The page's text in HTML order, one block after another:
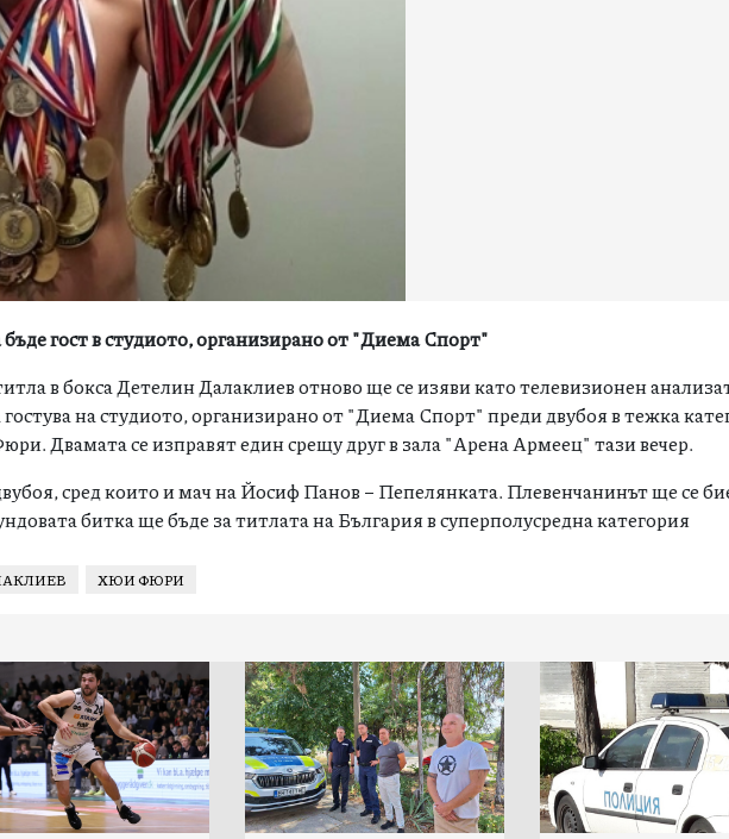
гост в студиото, организирано от "Диема Спорт"
в бокса Детелин Далаклиев отново ще се изяви като телевизионен
на студиото, организирано от "Диема Спорт" преди двубояв тежка
. Двамата се изправят един срещу друг в зала "Арена Армеец" тази вечер.
сред които и мач наЙосиф Панов – Пепелянката. Плевенчанинът ще се
битка ще бъде за титлата на България в суперполусредна категория
ХЮИ ФЮРИ